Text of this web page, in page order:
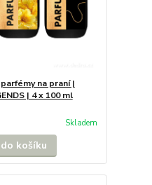
na praní |
| 4 x 100 ml
Skladem
košíku